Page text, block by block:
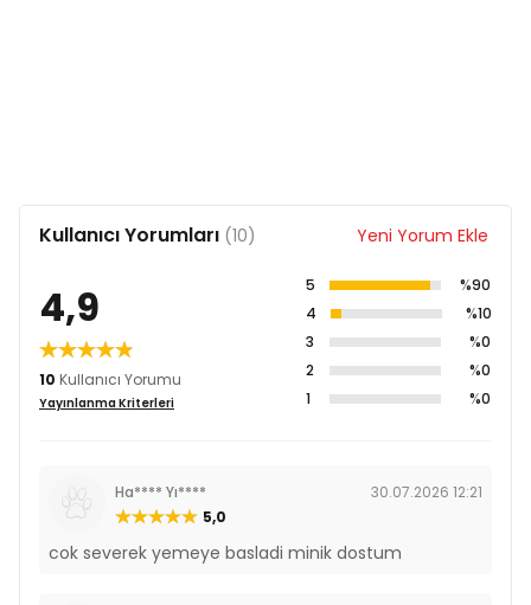
Kullanıcı Yorumları (10) Yeni Yorum Ekle
4,9
10 Kullanıcı Yorumu
Yayınlanma Kriterleri
5
%90
4
%10
3
%0
2
%0
1
%0
Ha**** Yı****
30.07.2026 12:21
5,0
cok severek yemeye basladi minik dostum